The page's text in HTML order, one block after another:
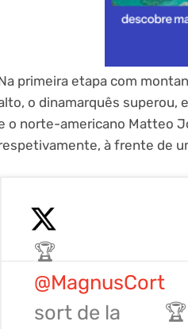
primeira etapa com
o dinamarquês superou,
o norte-americano Matteo
à frente de
🏆
@MagnusCort
sort de la